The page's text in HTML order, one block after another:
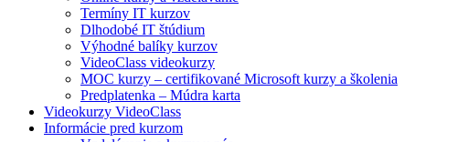
Termíny IT kurzov
Dlhodobé IT štúdium
Výhodné balíky kurzov
VideoClass videokurzy
MOC kurzy – certifikované Microsoft kurzy a školenia
Predplatenka – Múdra karta
Videokurzy VideoClass
Informácie pred kurzom